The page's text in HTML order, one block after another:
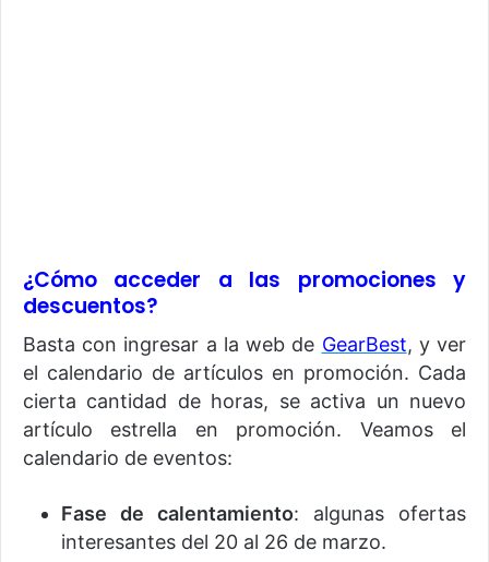
¿Cómo acceder a las promociones y
descuentos?
Basta con ingresar a la web de GearBest, y ver
el calendario de artículos en promoción. Cada
cierta cantidad de horas, se activa un nuevo
artículo estrella en promoción. Veamos el
calendario de eventos:
Fase de calentamiento: algunas ofertas
interesantes del 20 al 26 de marzo.